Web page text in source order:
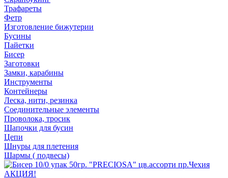
Трафареты
Фетр
Изготовление бижутерии
Бусины
Пайетки
Бисер
Заготовки
Замки, карабины
Инструменты
Контейнеры
Леска, нити, резинка
Соединительные элементы
Проволока, тросик
Шапочки для бусин
Цепи
Шнуры для плетения
Шармы ( подвесы)